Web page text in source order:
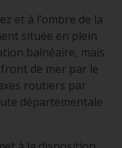
et à l’ombre de la
située en plein
balnéaire, mais
de mer par le
routiers par
départementale